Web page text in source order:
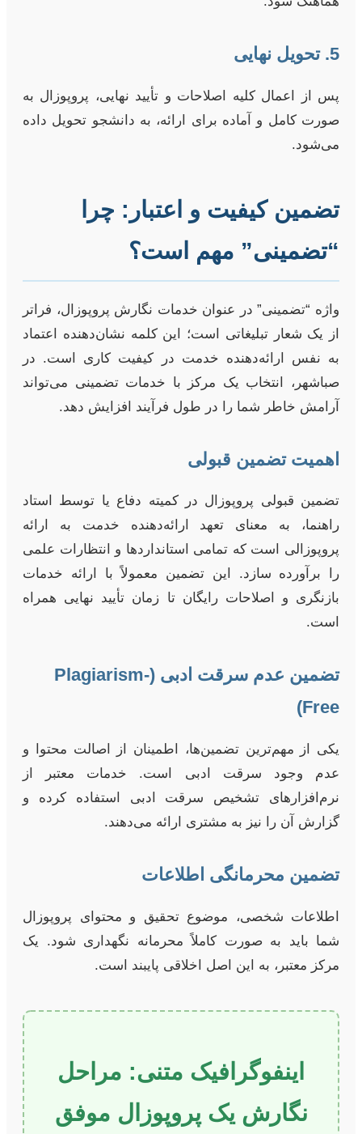
5. تحویل نهایی
پس از اعمال کلیه اصلاحات و تأیید نهایی، پروپوزال به
صورت کامل و آماده برای ارائه، به دانشجو تحویل داده
می‌شود.
تضمین کیفیت و اعتبار: چرا
“تضمینی” مهم است؟
واژه “تضمینی” در عنوان خدمات نگارش پروپوزال، فراتر
از یک شعار تبلیغاتی است؛ این کلمه نشان‌دهنده اعتماد
به نفس ارائه‌دهنده خدمت در کیفیت کاری است. در
صباشهر، انتخاب یک مرکز با خدمات تضمینی می‌تواند
آرامش خاطر شما را در طول فرآیند افزایش دهد.
اهمیت تضمین قبولی
تضمین قبولی پروپوزال در کمیته دفاع یا توسط استاد
راهنما، به معنای تعهد ارائه‌دهنده خدمت به ارائه
پروپوزالی است که تمامی استانداردها و انتظارات علمی
را برآورده سازد. این تضمین معمولاً با ارائه خدمات
بازنگری و اصلاحات رایگان تا زمان تأیید نهایی همراه
است.
تضمین عدم سرقت ادبی (Plagiarism-
Free)
یکی از مهم‌ترین تضمین‌ها، اطمینان از اصالت محتوا و
عدم وجود سرقت ادبی است. خدمات معتبر از
نرم‌افزارهای تشخیص سرقت ادبی استفاده کرده و
گزارش آن را نیز به مشتری ارائه می‌دهند.
تضمین محرمانگی اطلاعات
اطلاعات شخصی، موضوع تحقیق و محتوای پروپوزال
شما باید به صورت کاملاً محرمانه نگهداری شود. یک
مرکز معتبر، به این اصل اخلاقی پایبند است.
اینفوگرافیک متنی: مراحل
نگارش یک پروپوزال موفق